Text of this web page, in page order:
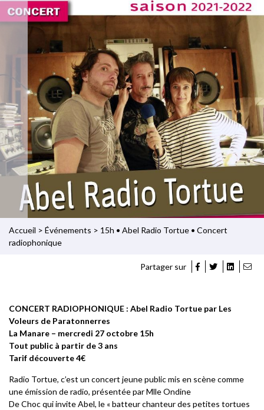
Accueil > Événements > 15h • Abel Radio Tortue • Concert
radiophonique
Partager sur
CONCERT RADIOPHONIQUE : Abel Radio Tortue par Les
Voleurs de Paratonnerres
La Manare – mercredi 27 octobre 15h
Tout public à partir de 3 ans
Tarif découverte 4€
Radio Tortue, c’est un concert jeune public mis en scène comme
une émission de radio, présentée par Mlle Ondine
De Choc qui invite Abel, le « batteur chanteur des petites tortues